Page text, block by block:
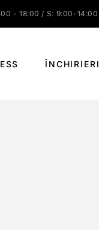
- 18:00 / S: 9:00-14:00
ÎNCHIRIERI